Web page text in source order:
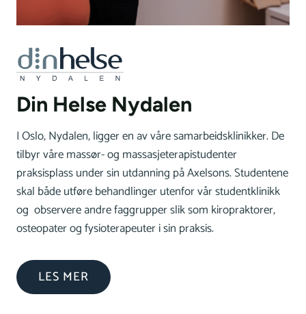
Din Helse Nydalen
I Oslo, Nydalen, ligger en av våre samarbeidsklinikker. De
tilbyr våre massør- og massasjeterapistudenter
praksisplass under sin utdanning på Axelsons. Studentene
skal både utføre behandlinger utenfor vår studentklinikk
og observere andre faggrupper slik som kiropraktorer,
osteopater og fysioterapeuter i sin praksis.
LES MER